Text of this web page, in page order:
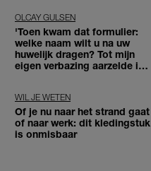
OLCAY GULSEN
'Toen kwam dat formulier:
welke naam wilt u na uw
huwelijk dragen? Tot mijn
eigen verbazing aarzelde ik
WIL JE WETEN
Of je nu naar het strand gaat
of naar werk: dit kledingstuk
is onmisbaar